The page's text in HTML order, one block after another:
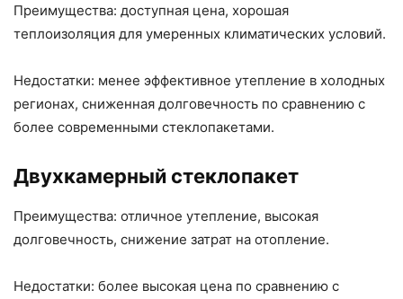
Преимущества: доступная цена, хорошая
теплоизоляция для умеренных климатических условий.
Недостатки: менее эффективное утепление в холодных
регионах, сниженная долговечность по сравнению с
более современными стеклопакетами.
Двухкамерный стеклопакет
Преимущества: отличное утепление, высокая
долговечность, снижение затрат на отопление.
Недостатки: более высокая цена по сравнению с